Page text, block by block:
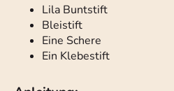
Lila Buntstift
Bleistift
Eine Schere
Ein Klebestift